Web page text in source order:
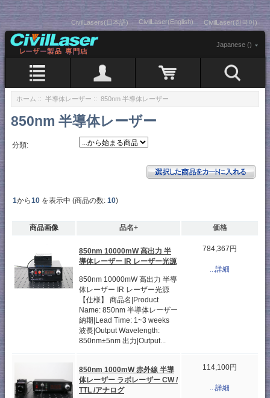
CivilLasers(日本語) CivilLaser(English) CivilLaser(한국어)
Japanese ()
ホーム :: 半導体レーザー :: 850nm 半導体レーザー
850nm 半導体レーザー
分類:
1から10 を表示中 (商品の数: 10)
商品画像 品名+ 価格
850nm 10000mW 高出力 半
導体レーザー IR レーザー光源
850nm 10000mW 高出力 半導
体レーザー IR レーザー光源
【仕様】 商品名|Product
Name: 850nm 半導体レーザー
納期|Lead Time: 1~3 weeks
波長|Output Wavelength:
850nm±5nm 出力|Output...
784,367円
...詳細
850nm 1000mW 赤外線 半導
体レーザー ラボレーザー CW /
TTL /アナログ
114,100円
...詳細